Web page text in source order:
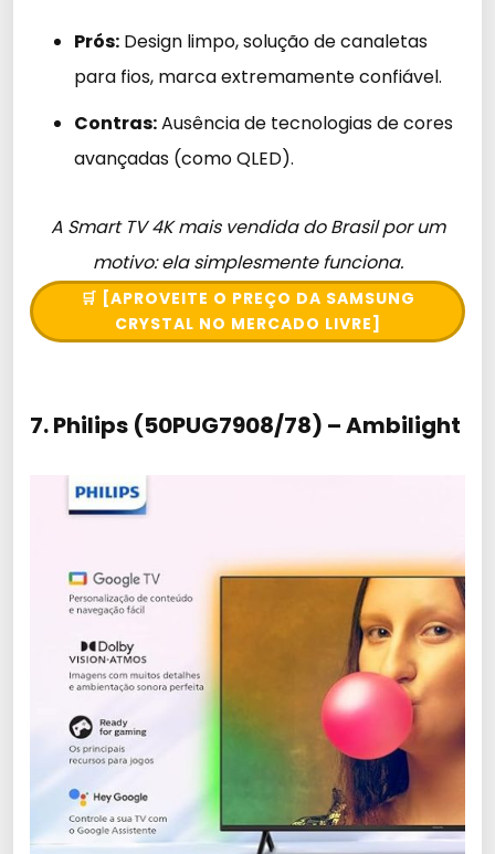
Prós: Design limpo, solução de canaletas
para fios, marca extremamente confiável.
Contras:Ausência de tecnologias de cores
avançadas (como QLED).
A Smart TV 4K mais vendida do Brasil por um
motivo: ela simplesmente funciona.
🛒 [APROVEITE O PREÇO DA SAMSUNG
CRYSTAL NO MERCADO LIVRE]
7. Philips (50PUG7908/78) – Ambilight